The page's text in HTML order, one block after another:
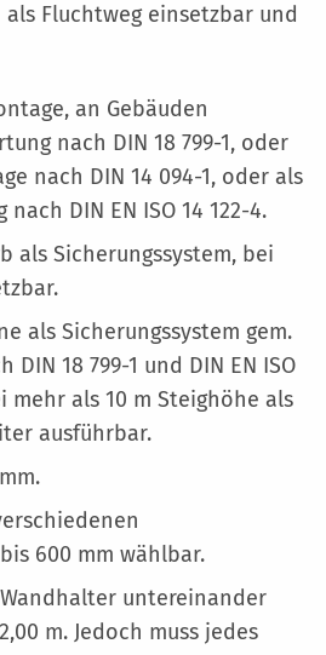
als Fluchtweg einsetzbar und
an Gebäuden
nach DIN 18 799-1, oder
nach DIN 14 094-1, oder als
DIN EN ISO 14 122-4.
als Sicherungssystem, bei
als Sicherungssystem gem.
DIN 18 799-1 und DIN EN ISO
mehr als 10 m Steighöhe als
ausführbar.
600 mm wählbar.
untereinander
m. Jedoch muss jedes